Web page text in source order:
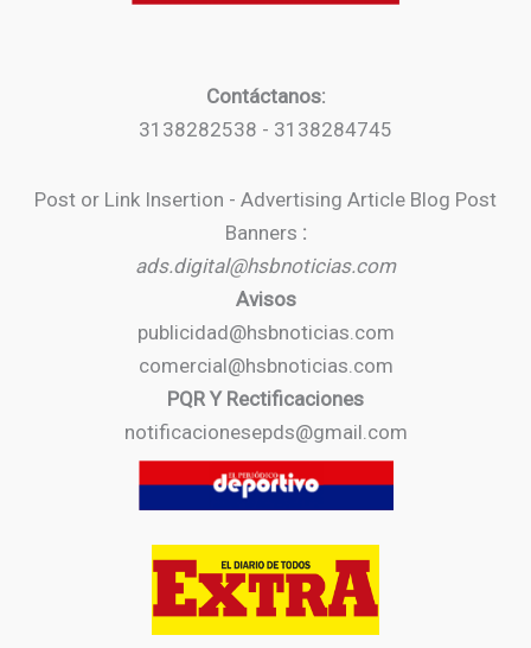
Contáctanos:
3138282538 - 3138284745
Post or Link Insertion - Advertising Article Blog Post
Banners :
ads.digital@hsbnoticias.com
Avisos
publicidad@hsbnoticias.com
comercial@hsbnoticias.com
PQR Y Rectificaciones
notificacionesepds@gmail.com